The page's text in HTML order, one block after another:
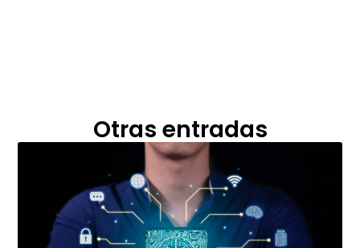
Otras entradas